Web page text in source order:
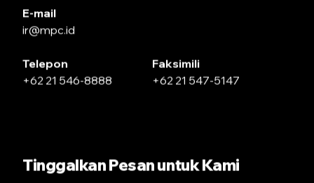
E-mail
ir@mpc.id
Telepon
+62 21 546-8888
Faksimili
+62 21 547-5147
Tinggalkan Pesan untuk Kami